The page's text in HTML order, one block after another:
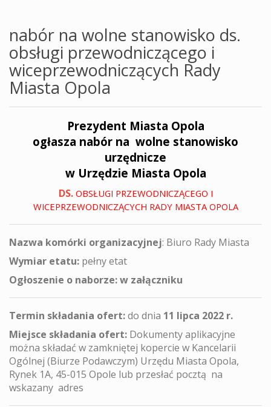
nabór na wolne stanowisko ds.
obsługi przewodniczącego i
wiceprzewodniczących Rady
Miasta Opola
Prezydent Miasta Opola
ogłasza nabór na wolne stanowisko
urzędnicze
w Urzędzie Miasta Opola
DS. OBSŁUGI PRZEWODNICZĄCEGO I
WICEPRZEWODNICZĄCYCH RADY MIASTA OPOLA
Nazwa komórki organizacyjnej: Biuro Rady Miasta
Wymiar etatu: pełny etat
Ogłoszenie o naborze: w załączniku
Termin składania ofert:do dnia 11 lipca 2022 r.
Miejsce składania ofert: Dokumenty aplikacyjne
można składać w zamkniętej kopercie w Kancelarii
Ogólnej (Biurze Podawczym) Urzędu Miasta Opola,
Rynek 1A, 45-015 Opole lub przesłać pocztą na
wskazany adres